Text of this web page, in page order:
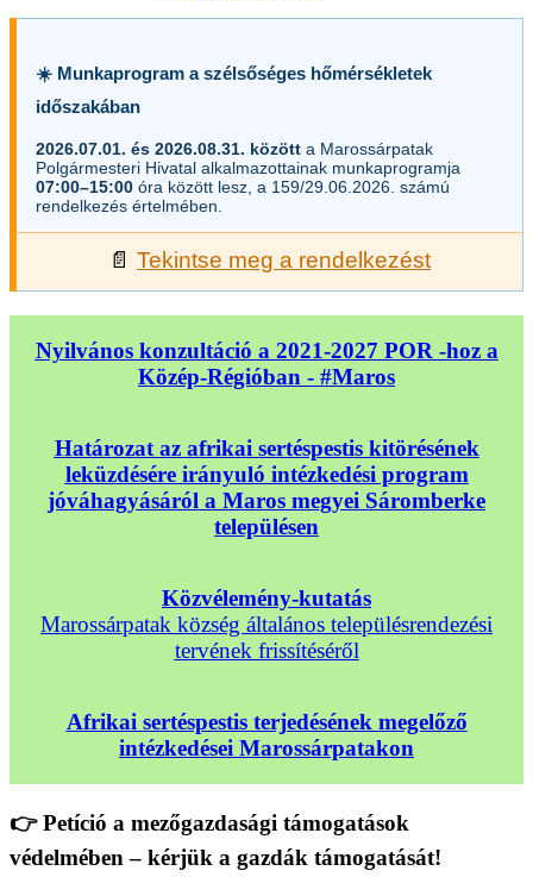
☀️ Munkaprogram a szélsőséges hőmérsékletek
időszakában
2026.07.01. és 2026.08.31. között a Marossárpatak
Polgármesteri Hivatal alkalmazottainak munkaprogramja
07:00–15:00 óra között lesz, a 159/29.06.2026. számú
rendelkezés értelmében.
📄 Tekintse meg a rendelkezést
Nyilvános konzultáció a 2021-2027 POR -hoz a
Közép-Régióban - #Maros
Határozat az afrikai sertéspestis kitörésének
leküzdésére irányuló intézkedési program
jóváhagyásáról a Maros megyei Sáromberke
településen
Közvélemény-kutatás
Marossárpatak község általános településrendezési
tervének frissítéséről
Afrikai sertéspestis terjedésének megelőző
intézkedései Marossárpatakon
👉 Petíció a mezőgazdasági támogatások
védelmében – kérjük a gazdák támogatását!